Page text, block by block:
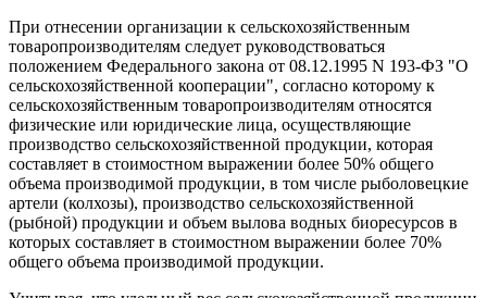
При отнесении организации к сельскохозяйственным
товаропроизводителям следует руководствоваться
положением Федерального закона от 08.12.1995 N 193-ФЗ "О
сельскохозяйственной кооперации", согласно которому к
сельскохозяйственным товаропроизводителям относятся
физические или юридические лица, осуществляющие
производство сельскохозяйственной продукции, которая
составляет в стоимостном выражении более 50% общего
объема производимой продукции, в том числе рыболовецкие
артели (колхозы), производство сельскохозяйственной
(рыбной) продукции и объем вылова водных биоресурсов в
которых составляет в стоимостном выражении более 70%
общего объема производимой продукции.